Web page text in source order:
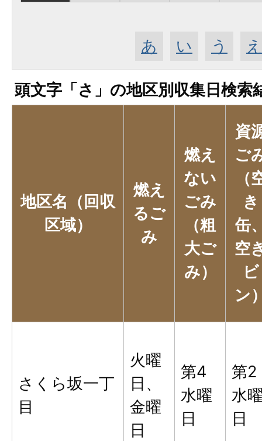
あ い う え
頭文字「 さ 」の地区別収集日検索
地区名（回収
区域）
燃え
るご
み
燃え
ない
ごみ
（粗
大ご
み）
資
ご
（
き
缶
空
ビ
ン
さくら坂一丁
目
火曜
日、
金曜
日
第4
水曜
日
第2
水
日